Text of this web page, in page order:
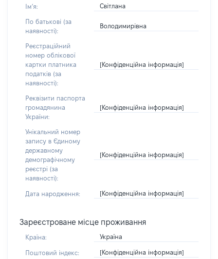
Імʼя: Світлана
По батькові (за
наявності):
Володимирівна
Реєстраційний
номер облікової
картки платника
податків (за
наявності):
[Конфіденційна інформація]
Реквізити паспорта
громадянина
України:
[Конфіденційна інформація]
Унікальний номер
запису в Єдиному
державному
демографічному
реєстрі (за
наявності):
[Конфіденційна інформація]
Дата народження: [Конфіденційна інформація]
Зареєстроване місце проживання
Країна: Україна
Поштовий індекс: [Конфіденційна інформація]